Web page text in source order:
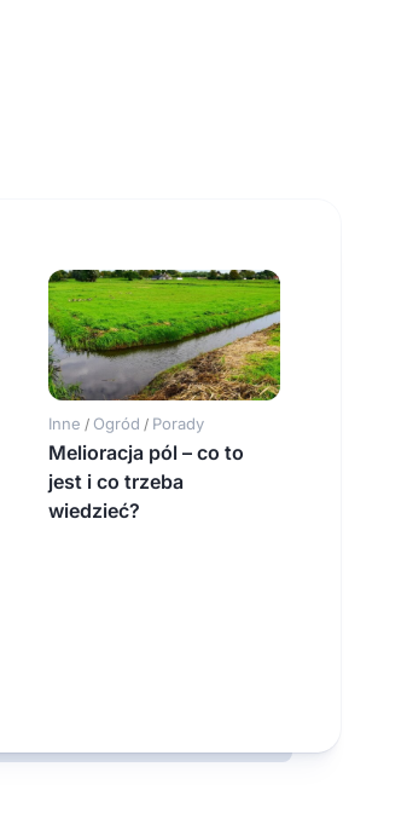
Inne / Ogród / Porady
Melioracja pól – co to
jest i co trzeba
wiedzieć?